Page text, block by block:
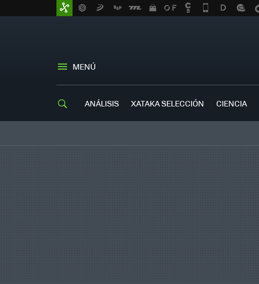
MENÚ
ANÁLISIS XATAKA SELECCIÓN CIENCIA